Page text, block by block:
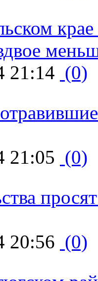
21:14 (0)
21:05 (0)
20:56 (0)